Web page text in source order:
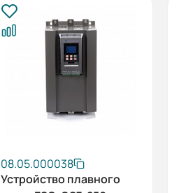
08.05.000038
Устройство плавного